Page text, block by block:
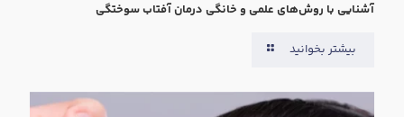
آشنایی با روش‌های علمی و خانگی درمان آفتاب سوختگی
بیشتر بخوانید